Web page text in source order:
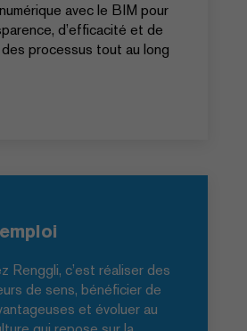
avec le BIM pour
d’efficacité et de
processus tout au long
Renggli, c’est réaliser des
de sens, bénéficier de
et évoluer au